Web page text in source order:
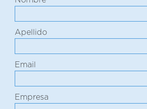
Apellido
Email
Empresa